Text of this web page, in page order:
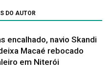
DO AUTOR
encalhado, navio Skandi
Macaé rebocado
em Niterói